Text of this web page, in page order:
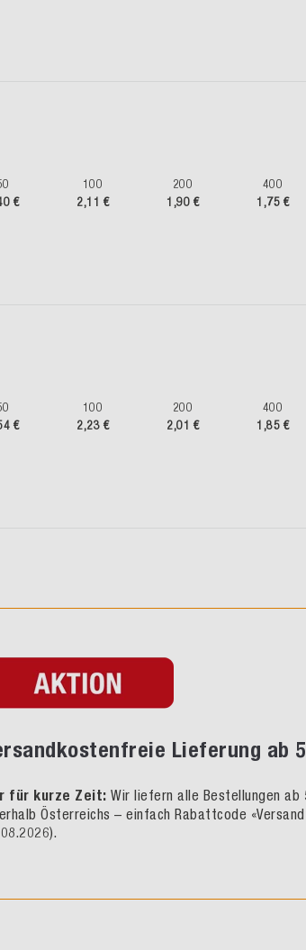
€
100
2,11 €
200
1,90 €
400
1,75 €
€
100
2,23 €
200
2,01 €
400
1,85 €
Lieferung ab
für kurze Zeit: Wir liefern alle Bestellungen
Österreichs – einfach Rabattcode